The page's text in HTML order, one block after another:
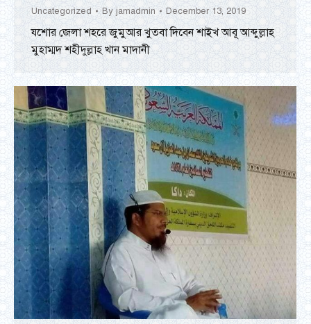
Uncategorized By jamadmin December 13, 2019
যশোর জেলা শহরে জুমুআর খুতবা দিবেন শাইখ আবূ আব্দুল্লাহ
মুহাম্মদ শহীদুল্লাহ খান মাদানী